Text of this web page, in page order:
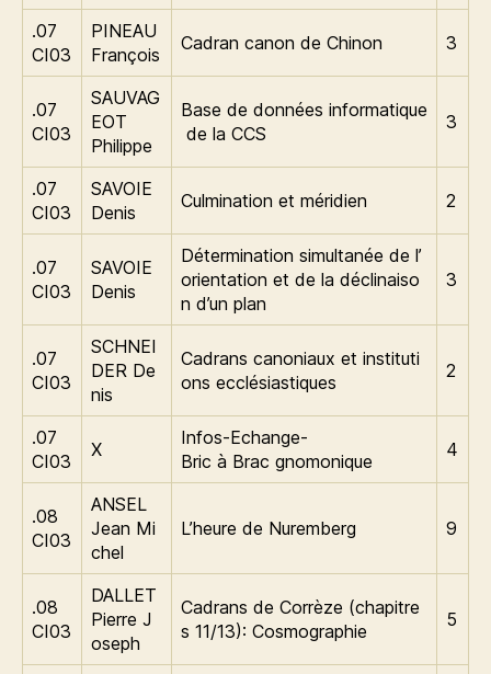
.07
CI03
PINEAU
François
Cadran canon de Chinon 3
.07
CI03
SAUVAG
EOT
Philippe
Base de données informatique
de la CCS
3
.07
CI03
SAVOIE
Denis
Culmination et méridien 2
.07
CI03
SAVOIE
Denis
Détermination simultanée de l’
orientation et de la déclinaiso
n d’un plan
3
.07
CI03
SCHNEI
DER De
nis
Cadrans canoniaux et instituti
ons ecclésiastiques
2
.07
CI03
X
Infos-Echange-
Bric à Brac gnomonique
4
.08
CI03
ANSEL
Jean Mi
chel
L’heure de Nuremberg 9
.08
CI03
DALLET
Pierre J
oseph
Cadrans de Corrèze (chapitre
s 11/13): Cosmographie
5